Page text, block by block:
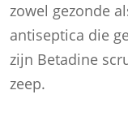
zowel gezonde
antiseptica die
zijn Betadine
zeep.